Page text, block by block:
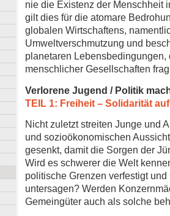
nie die Existenz der Menschheit
gilt dies für die atomare
globalen Wirtschaftens,
Umweltverschmutzung und
planetaren
menschlicher Gesellschaften
Verlorene Jugend / Politik
TEIL 1: Freiheit – Solidarität
Nicht zuletzt streiten Junge und
und sozioökonomischen
gesenkt, damit die Sorgen der
Wird es schwerer die Welt
politische Grenzen verfestigt
untersagen? Werden
Gemeingüter auch als solche